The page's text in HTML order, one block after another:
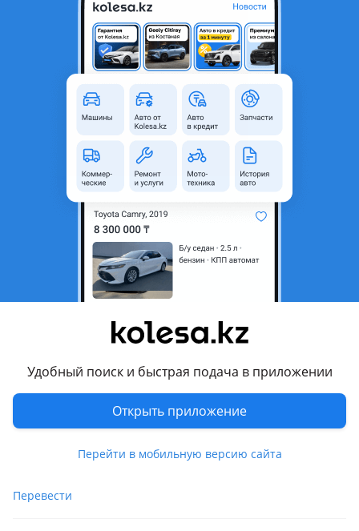
Удобный поиск и быстрая подача в приложении
Открыть приложение
Перейти в мобильную версию сайта
Подножки Nissan Patrol
Алматы, Алматинская
область
Новая
Есть доставка
Да
Подходит на авто
Nissan Patrol
2010 - 2014 Y62, 2014 - 2019 Y62 рестайлинг, 2019 - н.в. Y62
[2-й рестайлинг]
Комментарий продавца
Боковые подножки для Nissan Patrol Y62
Отличное качество, подходит как оригинал
Мы находимся тц карсити
Отправка по рк
Доставка по городу
Перевести